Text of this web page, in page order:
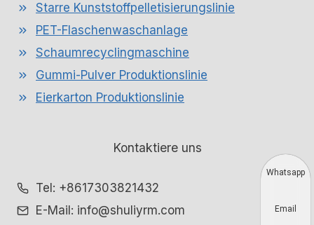
Starre Kunststoffpelletisierungslinie
PET-Flaschenwaschanlage
Schaumrecyclingmaschine
Gummi-Pulver Produktionslinie
Eierkarton Produktionslinie
Kontaktiere uns
Tel: +8617303821432
E-Mail: info@shuliyrm.com
Whatsapp
Email